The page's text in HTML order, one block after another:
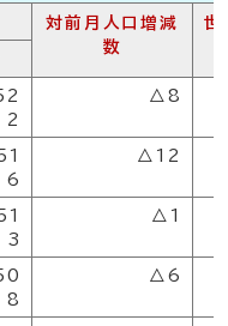
対前月人口増減
数
世
2
△8
6
△12
3
△1
8
△6